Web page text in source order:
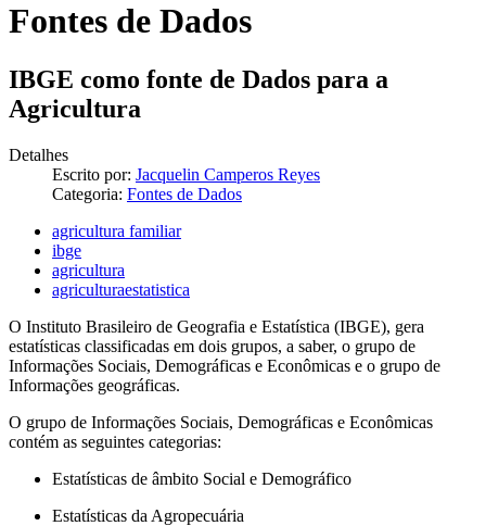
Fontes de Dados
IBGE como fonte de Dados para a
Agricultura
Detalhes
Escrito por: Jacquelin Camperos Reyes
Categoria: Fontes de Dados
agricultura familiar
ibge
agricultura
agriculturaestatistica
O Instituto Brasileiro de Geografia e Estatística (IBGE), gera
estatísticas classificadas em dois grupos, a saber, o grupo de
Informações Sociais, Demográficas e Econômicas e o grupo de
Informações geográficas.
O grupo de Informações Sociais, Demográficas e Econômicas
contém as seguintes categorias:
Estatísticas de âmbito Social e Demográfico
Estatísticas da Agropecuária